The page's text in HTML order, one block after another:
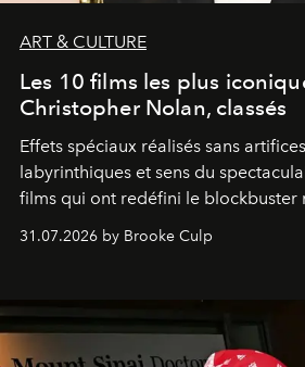
ART & CULTURE
Les 10 films les plus
Christopher Nolan, classés
Effets spéciaux réalisés sans
labyrinthiques et sens du
films qui ont redéfini le blockbuster
31.07.2026 by Brooke Culp